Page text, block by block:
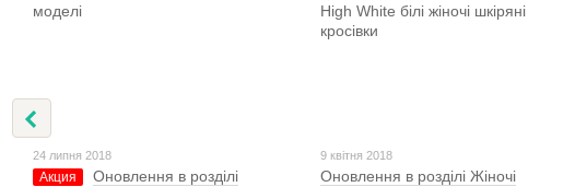
24 липня 2018
Акция
Оновлення в розділі
9 квітня 2018
Оновлення в розділі Жіночі